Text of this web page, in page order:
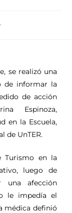
se realizó una
de informar la
de acción
Espinoza,
en la Escuela,
de UnTER.
Turismo en la
luego de
una afección
le impedía el
médica definió